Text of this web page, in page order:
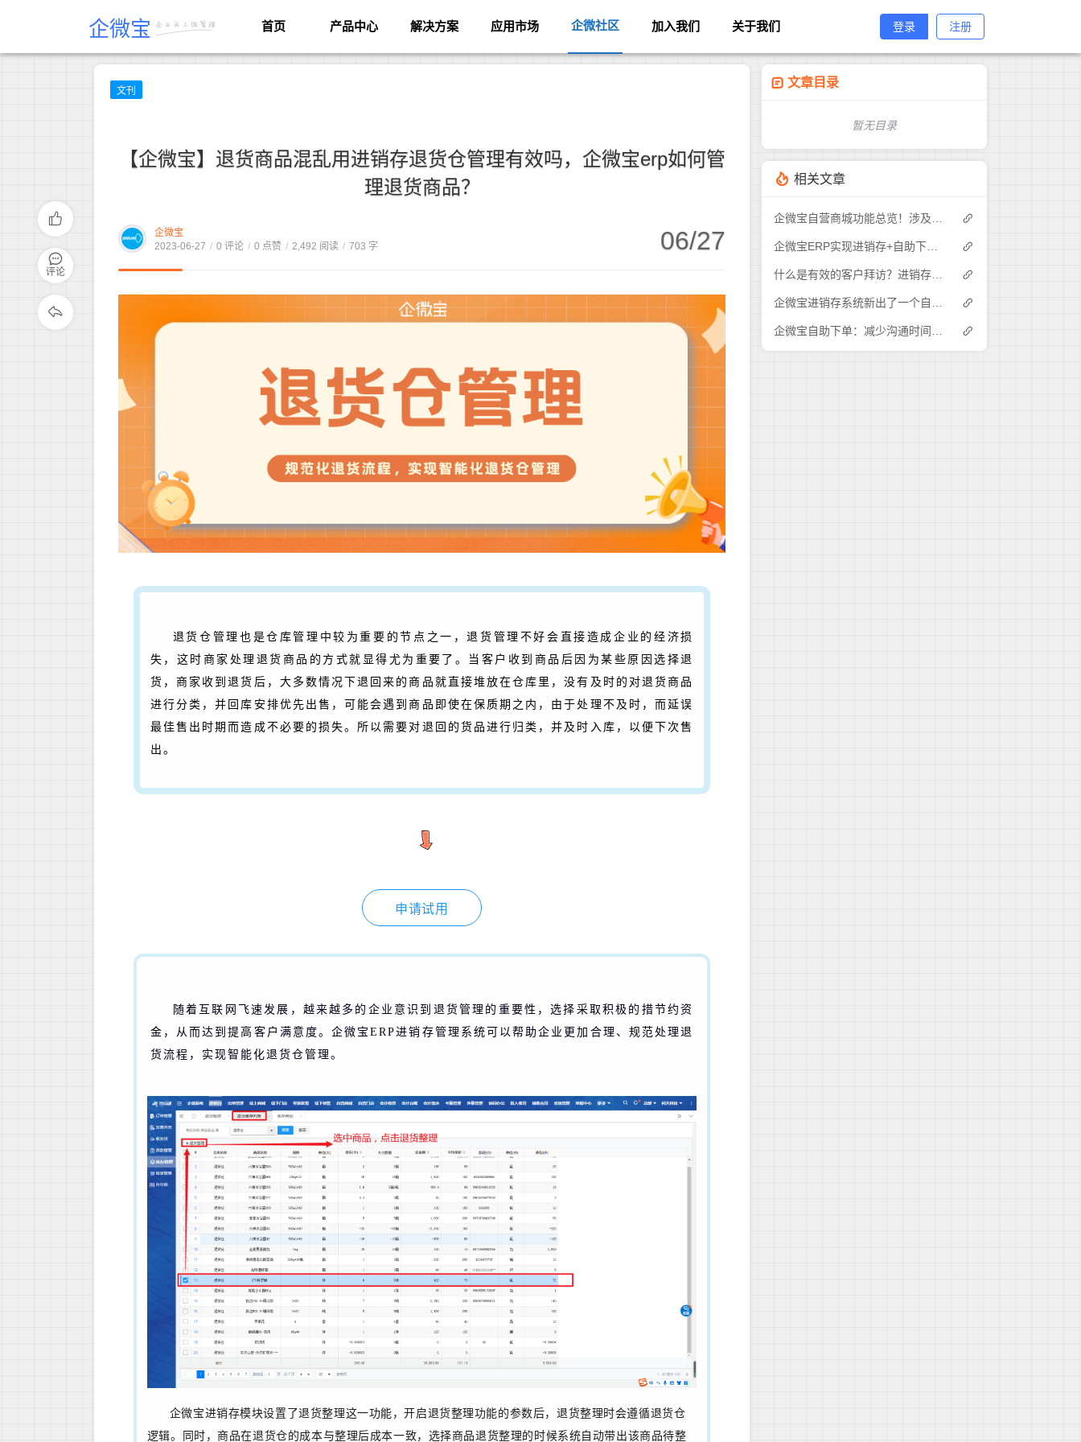
企微宝 首页 产品中心 解决方案 应用市场 企微社区 加入我们 关于我们 登录 注册
文刊
【企微宝】退货商品混乱用进销存退货仓管理有效吗，企微宝erp如何管
理退货商品？
企微宝
2023-06-27 / 0 评论 / 0 点赞 / 2,492 阅读 / 703 字 06/27
退货仓管理也是仓库管理中较为重要的节点之一，退货管理不好会直接造成企业的经济损
失，这时商家处理退货商品的方式就显得尤为重要了。当客户收到商品后因为某些原因选择退
货，商家收到退货后，大多数情况下退回来的商品就直接堆放在仓库里，没有及时的对退货商品
进行分类，并回库安排优先出售，可能会遇到商品即使在保质期之内，由于处理不及时，而延误
最佳售出时期而造成不必要的损失。所以需要对退回的货品进行归类，并及时入库，以便下次售
出。
申请试用
随着互联网飞速发展，越来越多的企业意识到退货管理的重要性，选择采取积极的措节约资
金，从而达到提高客户满意度。企微宝ERP进销存管理系统可以帮助企业更加合理、规范处理退
货流程，实现智能化退货仓管理。
企微宝进销存模块设置了退货整理这一功能，开启退货整理功能的参数后，退货整理时会遵循退货仓
逻辑。同时，商品在退货仓的成本与整理后成本一致，选择商品退货整理的时候系统自动带出该商品待整
评论
文章目录
暂无目录
相关文章